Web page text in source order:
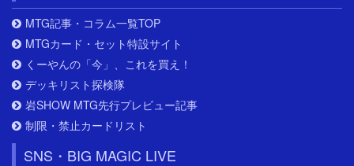
MTG記事・コラム一覧TOP
MTGカード・セット特設サイト
くーやんの「今」、これを買え！
デッキリスト探検隊
岩SHOW MTG先行プレビュー記事
制限・禁止カードリスト
SNS・BIG MAGIC LIVE